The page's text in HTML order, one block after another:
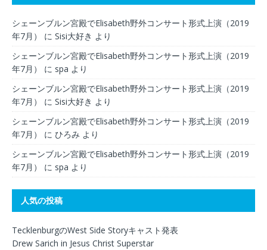
シェーンブルン宮殿でElisabeth野外コンサート形式上演（2019
年7月）
に Sisi大好き より
シェーンブルン宮殿でElisabeth野外コンサート形式上演（2019
年7月）
に spa より
シェーンブルン宮殿でElisabeth野外コンサート形式上演（2019
年7月）
に Sisi大好き より
シェーンブルン宮殿でElisabeth野外コンサート形式上演（2019
年7月）
に ひろみ より
シェーンブルン宮殿でElisabeth野外コンサート形式上演（2019
年7月）
に spa より
人気の投稿
TecklenburgのWest Side Storyキャスト発表
Drew Sarich in Jesus Christ Superstar